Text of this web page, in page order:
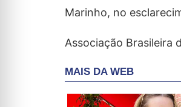
Marinho, no
Associação Brasileira